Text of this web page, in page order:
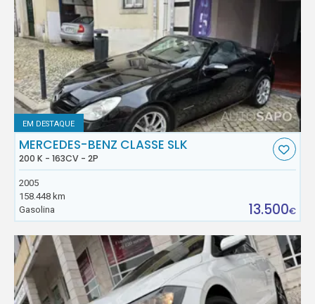
EM DESTAQUE
MERCEDES-BENZ CLASSE SLK
200 K - 163CV - 2P
2005
158.448 km
Gasolina
13.500€